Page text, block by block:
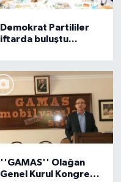
Demokrat Partililer
iftarda buluştu...
''GAMAS'' Olağan
Genel Kurul Kongresi